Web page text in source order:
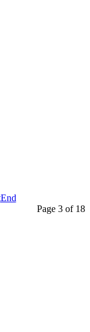
End
Page 3 of 18